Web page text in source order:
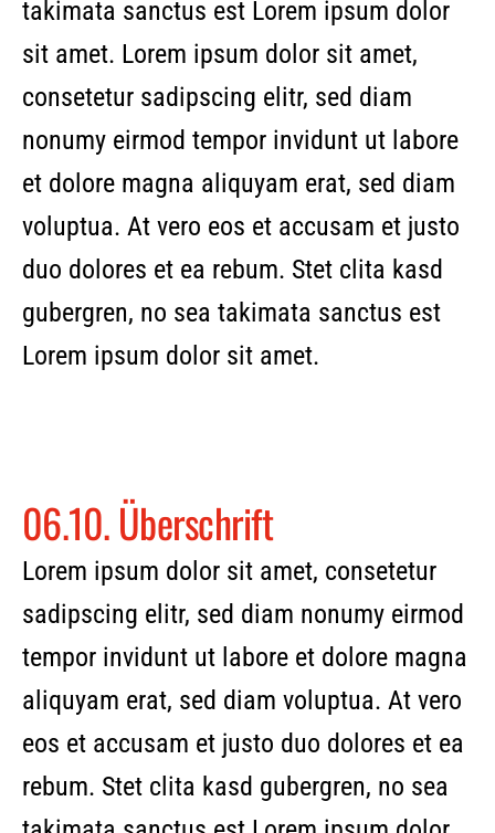
takimata sanctus est Lorem ipsum dolor
sit amet. Lorem ipsum dolor sit amet,
consetetur sadipscing elitr, sed diam
nonumy eirmod tempor invidunt ut labore
et dolore magna aliquyam erat, sed diam
voluptua. At vero eos et accusam et justo
duo dolores et ea rebum. Stet clita kasd
gubergren, no sea takimata sanctus est
Lorem ipsum dolor sit amet.
06.10.Überschrift
Lorem ipsum dolor sit amet, consetetur
sadipscing elitr, sed diam nonumy eirmod
tempor invidunt ut labore et dolore magna
aliquyam erat, sed diam voluptua. At vero
eos et accusam et justo duo dolores et ea
rebum. Stet clita kasd gubergren, no sea